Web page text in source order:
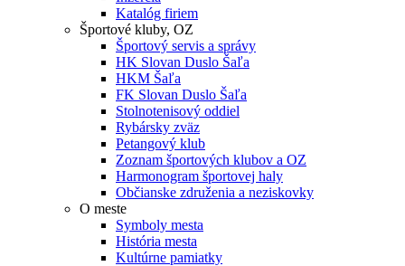
Katalóg firiem
Športové kluby, OZ
Športový servis a správy
HK Slovan Duslo Šaľa
HKM Šaľa
FK Slovan Duslo Šaľa
Stolnotenisový oddiel
Rybársky zväz
Petangový klub
Zoznam športových klubov a OZ
Harmonogram športovej haly
Občianske združenia a neziskovky
O meste
Symboly mesta
História mesta
Kultúrne pamiatky